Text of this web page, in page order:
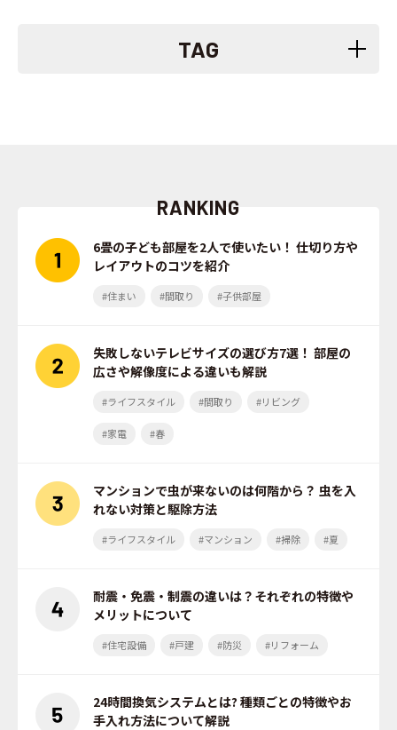
TAG
RANKING
6畳の子ども部屋を2人で使いたい！ 仕切り方や
レイアウトのコツを紹介
#住まい #間取り #子供部屋
失敗しないテレビサイズの選び方7選！ 部屋の
広さや解像度による違いも解説
#ライフスタイル #間取り #リビング
#家電 #春
マンションで虫が来ないのは何階から？ 虫を入
れない対策と駆除方法
#ライフスタイル #マンション #掃除 #夏
耐震・免震・制震の違いは？それぞれの特徴や
メリットについて
#住宅設備 #戸建 #防災 #リフォーム
24時間換気システムとは? 種類ごとの特徴やお
手入れ方法について解説